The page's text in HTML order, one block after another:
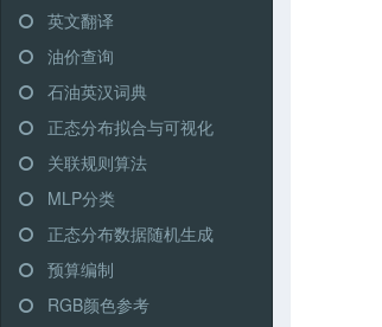
英文翻译
油价查询
石油英汉词典
正态分布拟合与可视化
关联规则算法
MLP分类
正态分布数据随机生成
预算编制
RGB颜色参考